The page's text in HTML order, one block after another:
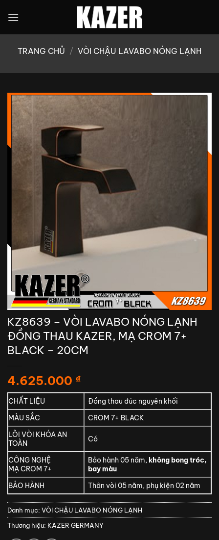
qua
TRANG CHỦ / VÒI CHẬU LAVABO NÓNG LẠNH
KZ8639 – VÒI LAVABO NÓNG LẠNH
ĐỒNG THAU KAZER, MẠ CROM 7+
BLACK – 20CM
4.625.000 ₫
CHẤT LIỆU
Đồng thau đúc nguyên khối
MÀU SẮC
CROM 7+ BLACK
LÕI VÒI KHÓA AN
TOÀN
Có
CÔNG NGHỆ
MẠ CROM 7+
Bảo hành 05 năm, không bong tróc,
bay màu
BẢO HÀNH
Thân vòi 05 năm, phụ kiện 02 năm
Danh mục: VÒI CHẬU LAVABO NÓNG LẠNH
Thương hiệu: KAZER GERMANY